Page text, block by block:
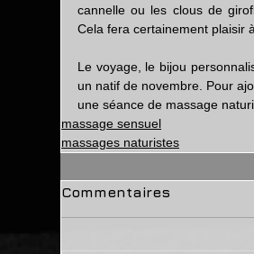
cannelle ou les clous de
Cela fera certainement plaisir
Le voyage, le bijou
un natif de novembre. Pour
une séance de massage
massage sensuel
massages naturistes
Commentaires